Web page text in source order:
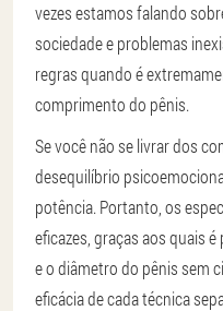
vezes estamos falando
sociedade e problemas
regras quando é
comprimento do pênis.
Se você não se livrar dos
desequilíbrio
potência. Portanto, os
eficazes, graças aos quais
e o diâmetro do pênis sem
eficácia de cada técnica